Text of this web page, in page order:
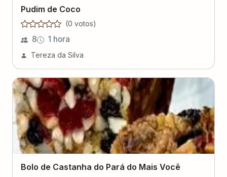
Pudim de Coco
(0 votos)
8 1 hora
Tereza da Silva
Bolo de Castanha do Pará do Mais Você